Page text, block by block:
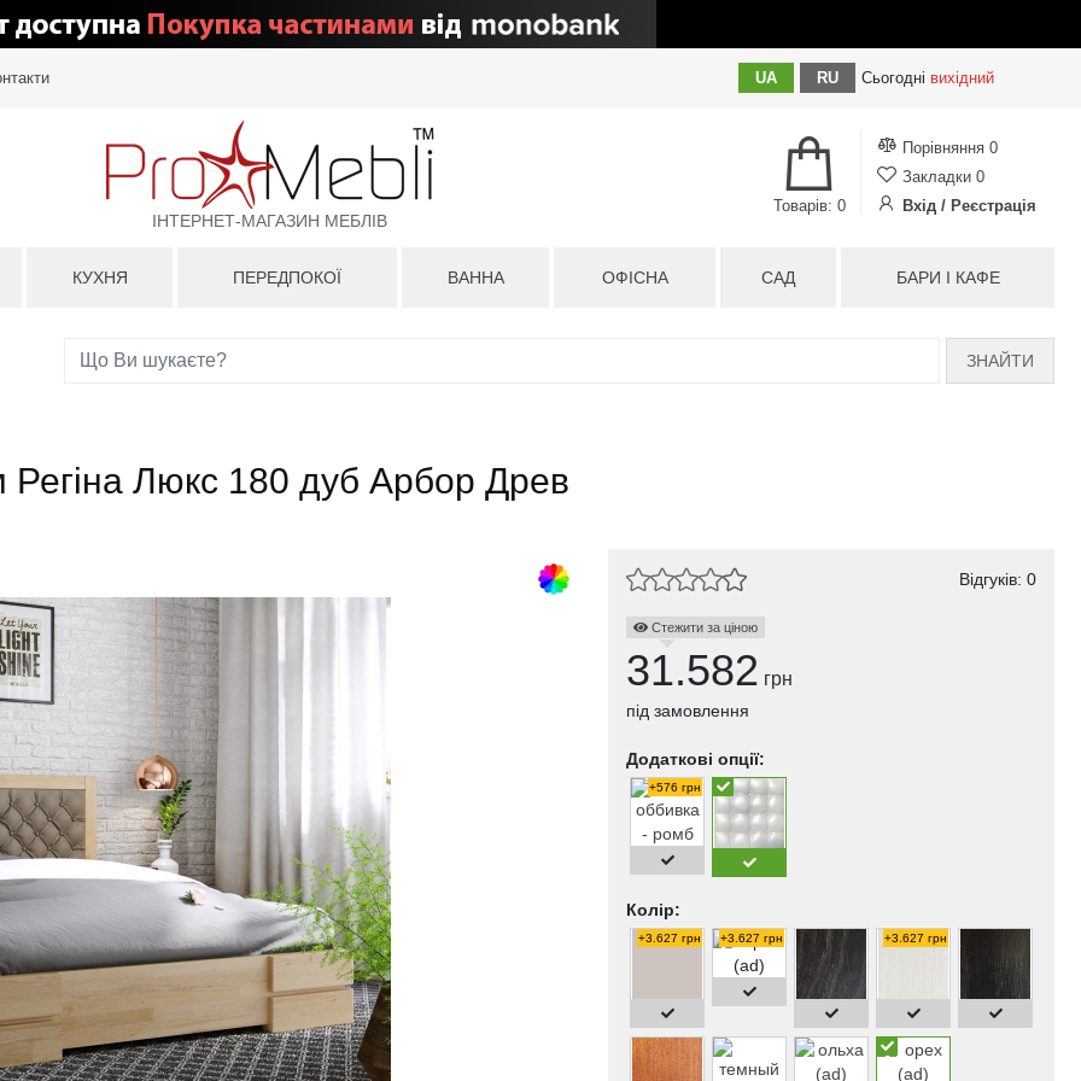
UA RU Сьогодні вихідний
ІНТЕРНЕТ-МАГАЗИН МЕБЛІВ
Порівняння 0
Закладки 0
Вхід / Реєстрація
Товарів: 0
КУХНЯ ПЕРЕДПОКОЇ ВАННА ОФІСНА САД БАРИ І КАФЕ
ЗНАЙТИ
Регіна Люкс 180 дуб Арбор Древ
Відгуків: 0
Стежити за ціною
31.582 грн
під замовлення
Додаткові опції:
+576 грн
Колір:
+3.627 грн +3.627 грн +3.627 грн